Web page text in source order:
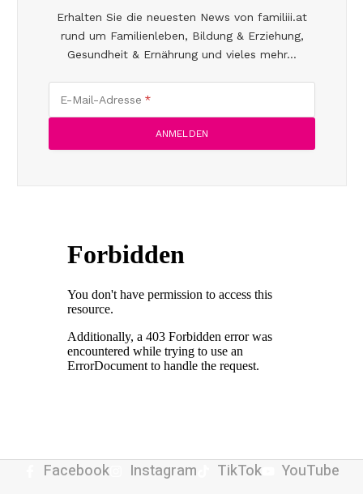
Erhalten Sie die neuesten News von familiii.at
rund um Familienleben, Bildung & Erziehung,
Gesundheit & Ernährung und vieles mehr...
E-Mail-Adresse
Facebook Instagram TikTok YouTube